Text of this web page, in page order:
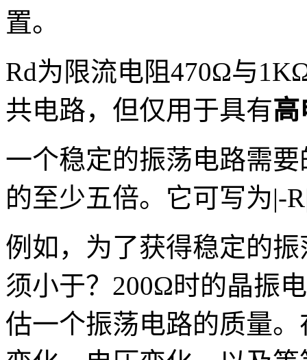
置。
Rd为限流电阻470Ω与
共电路，但仅用于具有高
一个稳定的振荡电路需
的至少五倍。它可写为|-
例如，为了获得稳定的
须小于？200Ω时的晶振
估一个振荡电路的质量